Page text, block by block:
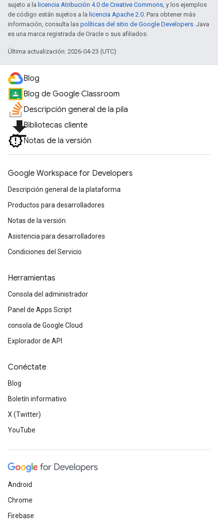
sujeto a la licencia Atribución 4.0 de Creative Commons , y los ejemplos
de código están sujetos a la licencia Apache 2.0 . Para obtener más
información, consulta las políticas del sitio de Google Developers . Java
es una marca registrada de Oracle o sus afiliados.
Última actualización: 2026-04-23 (UTC)
Blog
Blog de Google Classroom
Descripción general de la pila
file_downloadBibliotecas cliente
Notas de la versión
Google Workspace for Developers
Descripción general de la plataforma
Productos para desarrolladores
Notas de la versión
Asistencia para desarrolladores
Condiciones del Servicio
Herramientas
Consola del administrador
Panel de Apps Script
consola de Google Cloud
Explorador de API
Conéctate
Blog
Boletín informativo
X (Twitter)
YouTube
Android
Chrome
Firebase